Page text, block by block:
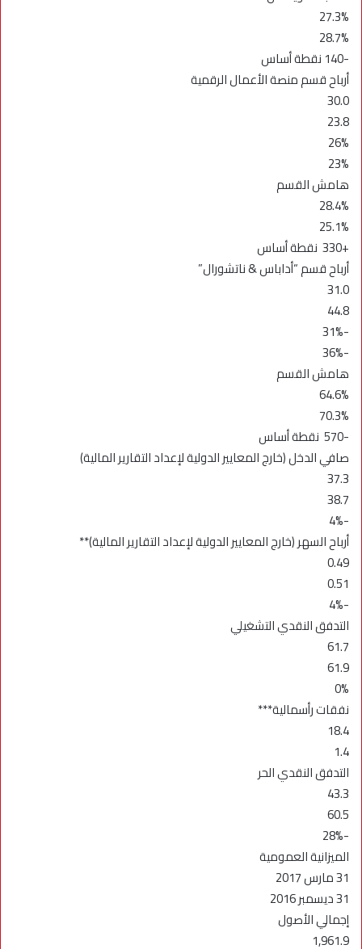
27.3%
28.7%
-140 نقطة أساس
أرباح قسم منصة الأعمال الرقمية
30.0
23.8
26%
23%
هامش القسم
28.4%
25.1%
+330 نقطة أساس
أرباح قسم “أداباس & ناتشورال”
31.0
44.8
-31%
-36%
هامش القسم
64.6%
70.3%
-570 نقطة أساس
صافي الدخل (خارج المعايير الدولية لإعداد التقارير المالية)
37.3
38.7
-4%
أرباح السهر (خارج المعايير الدولية لإعداد التقارير المالية)**
0.49
0.51
-4%
التدفق النقدي التشغيلي
61.7
61.9
0%
نفقات رأسمالية***
18.4
1.4
التدفق النقدي الحر
43.3
60.5
-28%
الميزانية العمومية
31 مارس 2017
31 ديسمبر 2016
إجمالي الأصول
1,961.9